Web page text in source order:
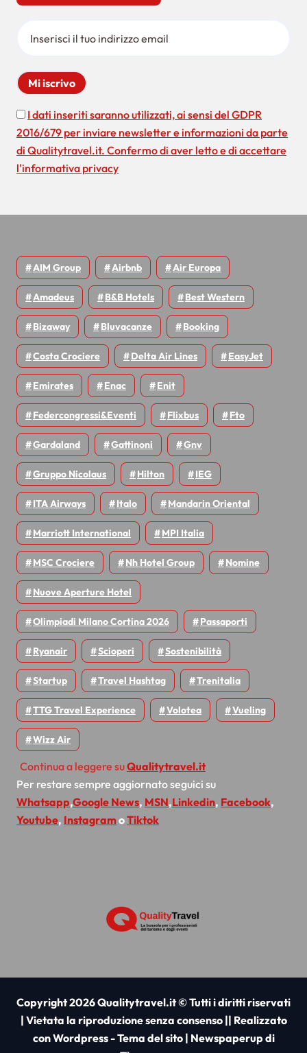
r
t
i
c
o
i
p
I dati inseriti saranno utilizzati, ai sensi del GDPR
2016/679 per inviare newsletter e informazioni da parte
di Qualitytravel.it. Confermo di aver letto e di accettare
l'informativa privacy
AIM Group Airbnb Air Europa
Amadeus B&B Hotels Best Western
Bizaway Bluvacanze Booking
Costa Crociere Delta Air Lines EasyJet
Emirates Enac Enit
Federcongressi&eventi Flixbus Fto
Gardaland Gattinoni Gnv
Gruppo Nicolaus Hilton IEG
ITA Airways Italo Mandarin Oriental
Marriott International MPI Italia
MSC Crociere Nh Hotel Group Nomine
Nuove Aperture Hotel
Olimpiadi Milano Cortina 2026 Passaporti
Ryanair Scioperi Sostenibilità
Startup Travel Hashtag Trenitalia
TTG Travel Experience Volotea Vueling
Wizz Air
Continua a leggere suQualitytravel.it
Per restare sempre aggiornato seguici su
Whatsapp,Google News, MSN,Linkedin, Facebook,
Youtube, InstagramoTiktok
Copyright 2026 Qualitytravel.it © Tutti i diritti riservati
| Vietata la riproduzione senza consenso || Realizzato
con Wordpress - Tema del sito | Newspaperup di